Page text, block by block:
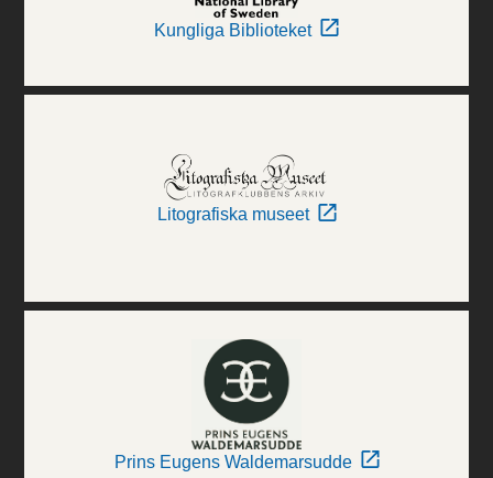
Kungliga Biblioteket
Litografiska museet
Prins Eugens Waldemarsudde